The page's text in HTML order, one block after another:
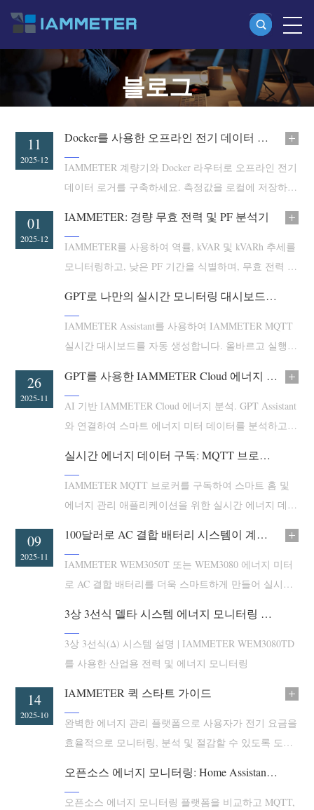
제품
단상 Wi-Fi 에너지 계량기 (WEM3080)
분상 Wi-Fi 에너지 계량기 (WEM2067)
삼상 Wi-Fi 에너지 계량기 (WEM3080T)
삼상 Wi-Fi 에너지 계량기 (WEM3046T)
삼상 Wi-Fi 에너지 계량기 (WEM3050T)
WiFi 전력 컨트롤러
IAMMETER Cloud Pro
셀프 호스팅 서비스
EV 충전기
IAMMETER 시뮬레이터
가상 계량기
에너지 예측 및 시뮬레이션 시스템
애플리케이션
태양광 PV 시스템 에너지 모니터
전기 사용량 모니터
PV 히터 제어 시스템
홈 자동화
공장 에너지 모니터링
스토어
리소스
문서
튜토리얼 비디오
뉴스
블로그
솔루션
문의
블로그
11
2025-12
Docker를 사용한 오프라인 전기 데이터 로거 구축 방법
IAMMETER 계량기와 Docker 라우터로 오프라인 전기
데이터 로거를 구축하세요. 측정값을 로컬에 저장하고
07
2025-12
IAMMETER: 경량 무효 전력 및 PF 분석기
IAMMETER를 사용하여 역률, kVAR 및 kVARh 추세를
모니터링하고, 낮은 PF 기간을 식별하며, 무효 전력 보
01
2025-12
GPT로 나만의 실시간 모니터링 대시보드 만들기
IAMMETER Assistant를 사용하여 IAMMETER MQTT
실시간 대시보드를 자동 생성합니다. 올바르고 실행
28
2025-11
GPT를 사용한 IAMMETER Cloud 에너지 데이터 분석
AI 기반 IAMMETER Cloud 에너지 분석. GPT Assistant
와 연결하여 스마트 에너지 미터 데이터를 분석하고
26
2025-11
실시간 에너지 데이터 구독: MQTT 브로커 가이드 (2025 에디션)
IAMMETER MQTT 브로커를 구독하여 스마트 홈 및
에너지 관리 애플리케이션을 위한 실시간 에너지 데이
12
2025-11
100달러로 AC 결합 배터리 시스템이 계통을 명확히 볼 수 있게 하세요
IAMMETER WEM3050T 또는 WEM3080 에너지 미터
로 AC 결합 배터리를 더욱 스마트하게 만들어 실시간
09
2025-11
3상 3선식 델타 시스템 에너지 모니터링 가이드
3상 3선식(Δ) 시스템 설명 | IAMMETER WEM3080TD
를 사용한 산업용 전력 및 에너지 모니터링
27
2025-10
IAMMETER 퀵 스타트 가이드
완벽한 에너지 관리 플랫폼으로 사용자가 전기 요금을
효율적으로 모니터링, 분석 및 절감할 수 있도록 도와
14
2025-10
오픈소스 에너지 모니터링: Home Assistant, Node-RED 등
오픈소스 에너지 모니터링 플랫폼을 비교하고 MQTT,